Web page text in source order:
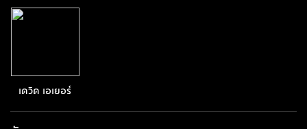
เดวิด เอเยอร์